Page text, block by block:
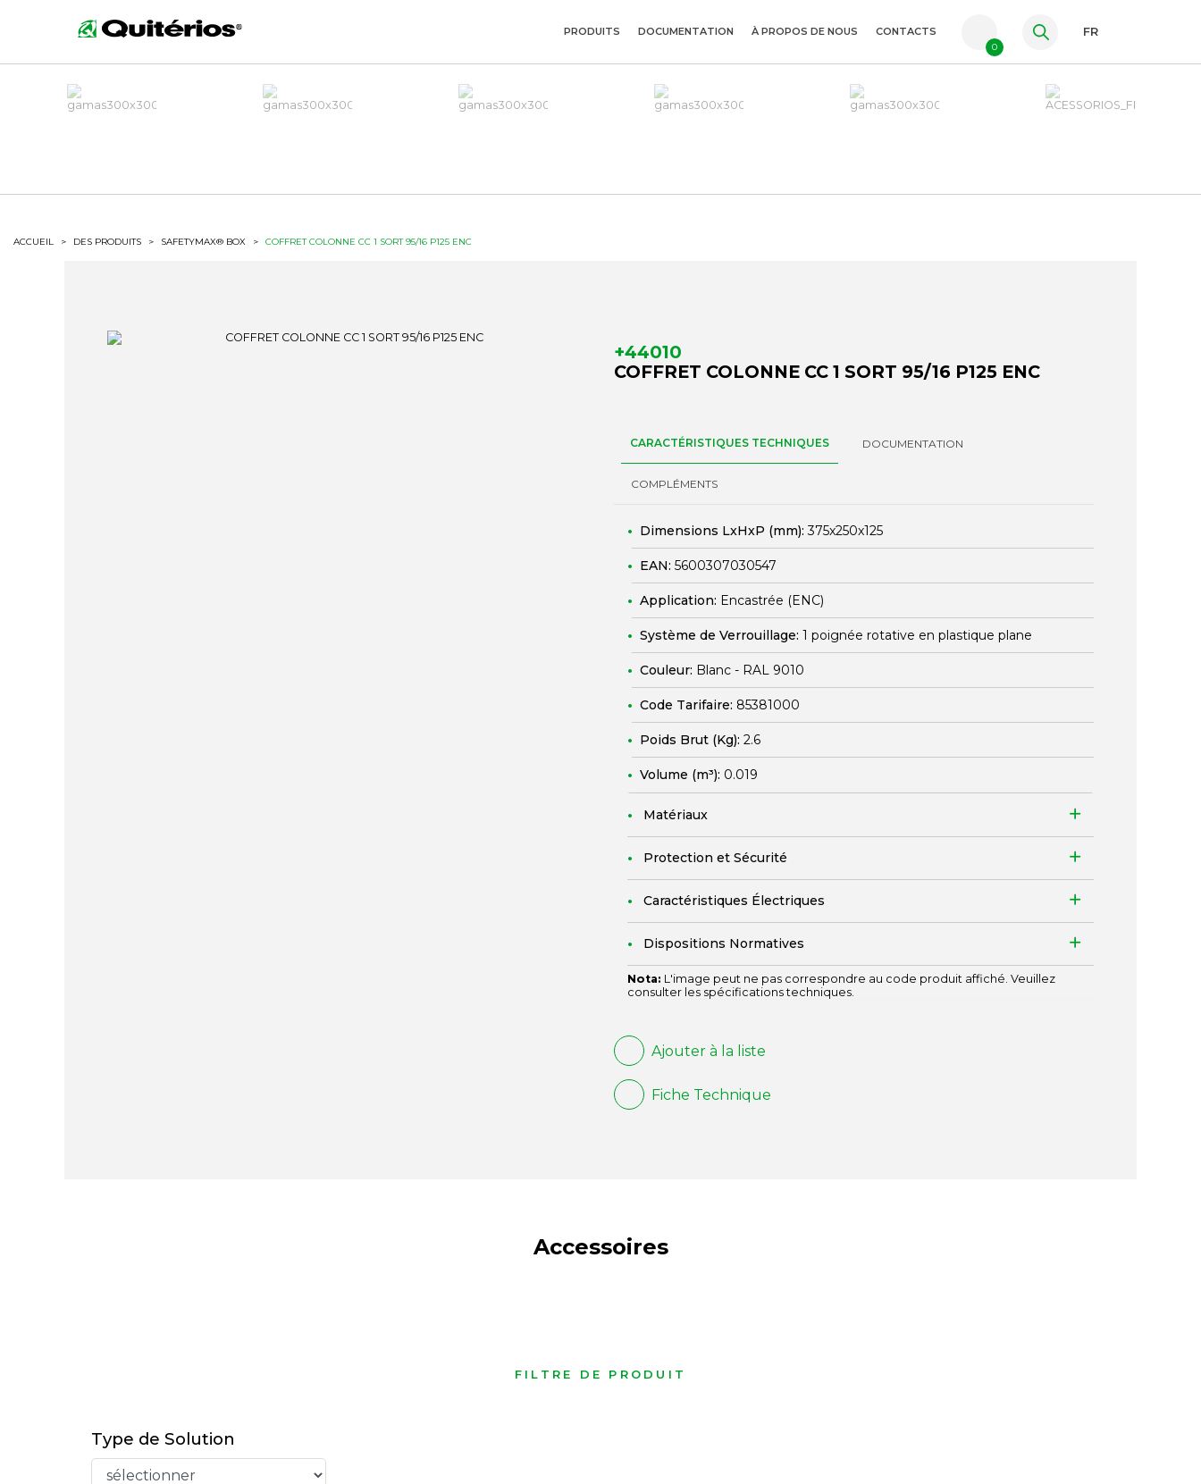
ES
PRODUITS DOCUMENTATION À PROPOS DE NOUS CONTACTS
0
FR
ACCUEIL > DES PRODUITS > SAFETYMAX® BOX > COFFRET COLONNE CC 1 SORT 95/16 P125 ENC
+44010
COFFRET COLONNE CC 1 SORT 95/16 P125 ENC
CARACTÉRISTIQUES TECHNIQUES DOCUMENTATION
COMPLÉMENTS
Dimensions LxHxP (mm):375x250x125
EAN: 5600307030547
Application: Encastrée (ENC)
Système de Verrouillage: 1 poignée rotative en plastique plane
Couleur: Blanc - RAL 9010
Code Tarifaire: 85381000
Poids Brut (Kg): 2.6
Volume (m³): 0.019
Matériaux
Protection et Sécurité
Caractéristiques Électriques
Dispositions Normatives
Nota: L'image peut ne pas correspondre au code produit affiché. Veuillez
consulter les spécifications techniques.
Ajouter à la liste
Fiche Technique
Accessoires
FILTRE DE PRODUIT
Type de Solution